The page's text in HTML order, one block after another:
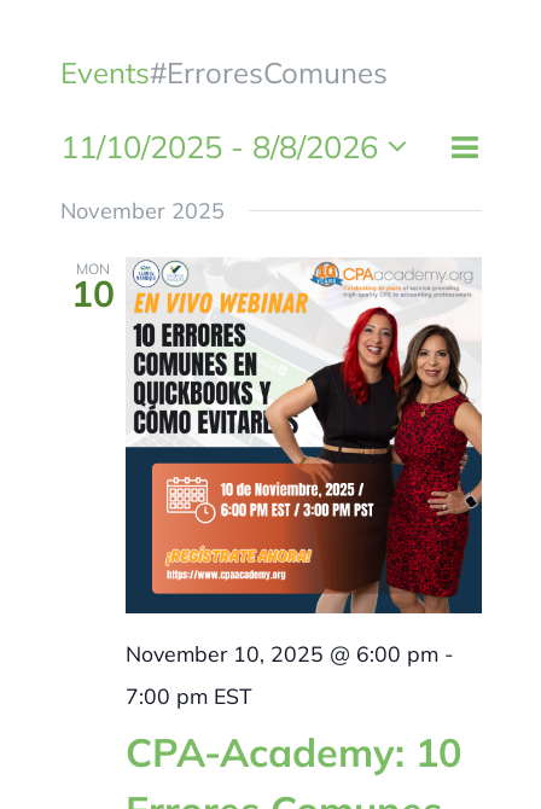
Events#ErroresComunes
Views
Event
List
11/10/2025 - 8/8/2026
Select
date.
November 2025
MON
10
November 10, 2025 @ 6:00 pm-
7:00 pm EST
CPA-Academy: 10